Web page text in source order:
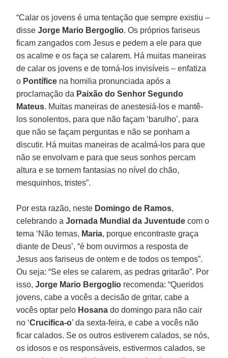
“Calar os jovens é uma tentação que sempre existiu –
disseJorge Mario Bergoglio. Os próprios fariseus
ficam zangados com Jesus e pedem a ele para que
os acalme e os faça se calarem. Há muitas maneiras
de calar os jovens e de torná-los invisíveis – enfatiza
o Pontífice na homilia pronunciada após a
proclamação da Paixão do Senhor Segundo
Mateus. Muitas maneiras de anestesiá-los e mantê-
los sonolentos, para que não façam ‘barulho’, para
que não se façam perguntas e não se ponham a
discutir. Há muitas maneiras de acalmá-los para que
não se envolvam e para que seus sonhos percam
altura e se tornem fantasias no nível do chão,
mesquinhos, tristes”.
Por esta razão, neste Domingo de Ramos,
celebrando aJornada Mundial da Juventude com o
tema ‘Não temas, Maria, porque encontraste graça
diante de Deus’, “é bom ouvirmos a resposta de
Jesus aos fariseus de ontem e de todos os tempos”.
Ou seja: “Se eles se calarem, as pedras gritarão”. Por
isso,Jorge Mario Bergoglio recomenda: “Queridos
jovens, cabe a vocês a decisão de gritar, cabe a
vocês optar pelo Hosana do domingo para não cair
no ‘Crucifica-o’ da sexta-feira, e cabe a vocês não
ficar calados. Se os outros estiverem calados, se nós,
os idosos e os responsáveis, estivermos calados, se